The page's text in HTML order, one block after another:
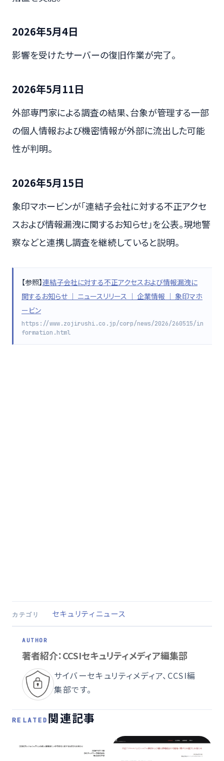
2026年5月4日
影響を受けたサーバーの復旧作業が完了。
2026年5月11日
外部専門家による調査の結果、台象が管理する一部
の個人情報および機密情報が外部に流出した可能
性が判明。
2026年5月15日
象印マホービンが「連結子会社に対する不正アクセ
スおよび情報漏洩に関するお知らせ」を公表。現地警
察などと連携し調査を継続していると説明。
【参照】連結子会社に対する不正アクセスおよび情報漏洩に
関するお知らせ ｜ ニュースリリース ｜ 企業情報 ｜ 象印マホ
ービン
https://www.zojirushi.co.jp/corp/news/2026/260515/in
formation.html
カテゴリ セキュリティニュース
著者紹介：CCSIセキュリティメディア編集部
サイバーセキュリティメディア、CCSI編
集部です。
RELATED 関連記事